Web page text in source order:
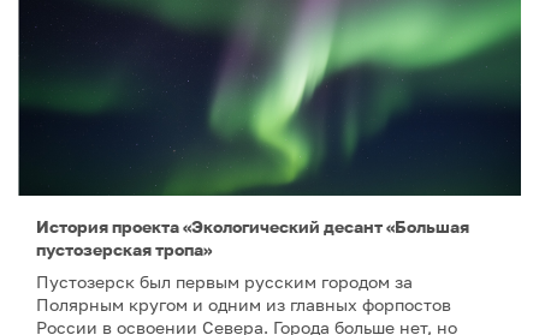
История проекта «Экологический десант «Большая
пустозерская тропа»
Пустозерск был первым русским городом за
Полярным кругом и одним из главных форпостов
России в освоении Севера. Города больше нет, но